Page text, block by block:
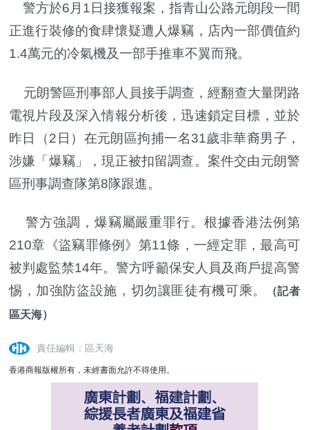
警方於6月1日接獲報案，指青山公路元朗段一間
正進行裝修的食肆懷疑遭人爆竊，店內一部價值約
1.4萬元的冷氣機及一部手推車不翼而飛。
元朗警區刑事部人員接手調查，經翻查大量閉路
電視片段及深入情報分析後，迅速鎖定目標，並於
昨日（2日）在元朗區拘捕一名31歲非華裔男子，
涉嫌「爆竊」，現正被扣留調查。案件交由元朗警
區刑事調查隊第8隊跟進。
警方強調，爆竊屬嚴重罪行。根據香港法例第
210章《盜竊罪條例》第11條，一經定罪，最高可
被判處監禁14年。警方呼籲保安人員及商戶提高警
惕，加強防盜設施，切勿讓匪徒有機可乘。
（記者
區天海）
責任編輯：區天海
香港商報版權所有，未經書面允許不得使用。